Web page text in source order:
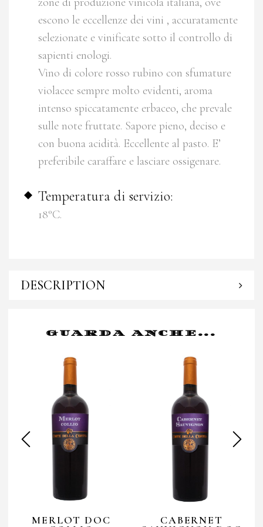
escono le eccellenze dei vini , accuratamente
selezionate e vinificate sotto il controllo di
sapienti enologi.
Vino di colore rosso rubino con sfumature
violacee sempre molto evidenti, aroma
intenso spiccatamente erbaceo, che prevale
sulle note fruttate. Sapore pieno, deciso e
con buona acidità. Eccellente al pasto. E’
preferibile caraffare e lasciare ossigenare.
Temperatura di servizio:
18°C.
DESCRIPTION
GUARDA ANCHE...
MERLOT DOC CABERNET